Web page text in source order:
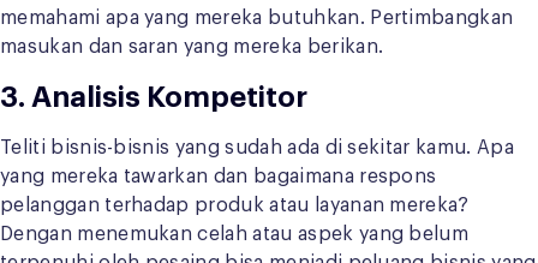
memahami apa yang mereka butuhkan. Pertimbangkan
masukan dan saran yang mereka berikan.
3. Analisis Kompetitor
Teliti bisnis-bisnis yang sudah ada di sekitar kamu. Apa
yang mereka tawarkan dan bagaimana respons
pelanggan terhadap produk atau layanan mereka?
Dengan menemukan celah atau aspek yang belum